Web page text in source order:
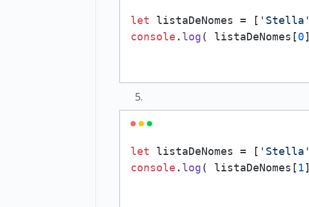
let listaDeNomes = [ 'Stella'
console . log( listaDeNomes[0
let listaDeNomes = [ 'Stella'
console . log( listaDeNomes[ 1